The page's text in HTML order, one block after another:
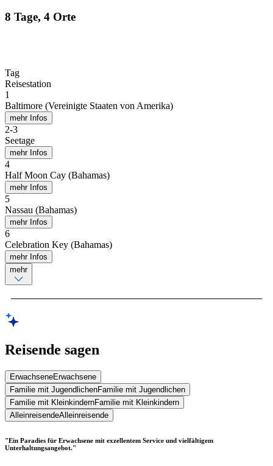
8 Tage, 4 Orte
Tag
Reisestation
1
Baltimore (Vereinigte Staaten von Amerika)
mehr Infos
2-3
Seetage
mehr Infos
4
Half Moon Cay (Bahamas)
mehr Infos
5
Nassau (Bahamas)
mehr Infos
6
Celebration Key (Bahamas)
mehr Infos
mehr
Reisende sagen
ErwachseneErwachsene
Familie mit JugendlichenFamilie mit Jugendlichen
Familie mit KleinkindernFamilie mit Kleinkindern
AlleinreisendeAlleinreisende
"Ein Paradies für Erwachsene mit exzellentem Service und vielfältigem
Unterhaltungsangebot."